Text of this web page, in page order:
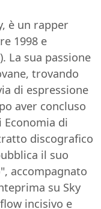
è un rapper
1998 e
La sua passione
trovando
di espressione
aver concluso
di
discografico
il suo
accompagnato
su Sky
incisivo e